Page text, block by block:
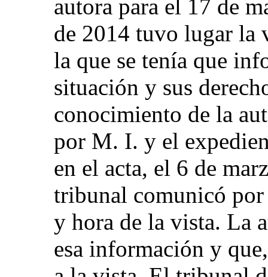
autora para el 17 de
de 2014 tuvo lugar la
la que se tenía que
situación y sus
conocimiento de la
por M. I. y el
en el acta, el 6 de
tribunal comunicó
y hora de la vista. La
esa información y